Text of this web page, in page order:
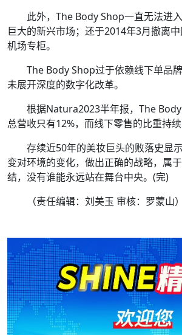
此外，The Body Shop一直无法进
巨大的新兴市场；还于2014年3月撤离
机场专柜。
The Body Shop过于依赖线下单品
未展开深度的数字化改革。
根据Natura2023半年报，The
总营收只有12%，而线下零售的比重持续
存续近50年的美妆巨头的败落史显
变对环境的变化，做出正确的战略，属
结，没有谁能永远站在舞台中央。(完)
（责任编辑：刘美玉 审核：罗蒙山）